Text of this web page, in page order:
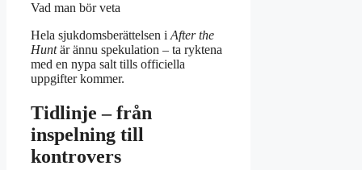
Vad man bör veta
Hela sjukdomsberättelsen i After the
Huntär ännu spekulation – ta ryktena
med en nypa salt tills officiella
uppgifter kommer.
Tidlinje – från
inspelning till
kontrovers